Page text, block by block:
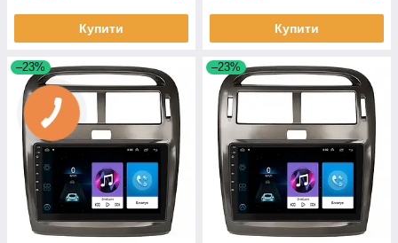
Купити Купити
–23% –23%